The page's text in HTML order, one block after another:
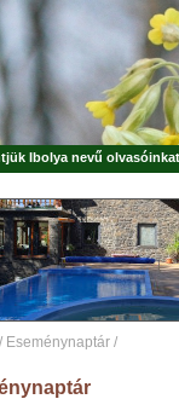
Ibolya nevű
/ Eseménynaptár /